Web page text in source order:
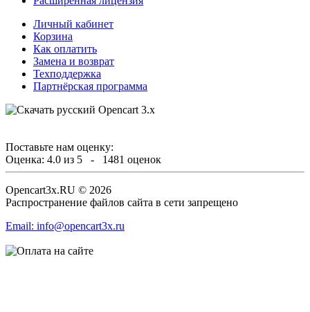
Личный кабинет
Корзина
Как оплатить
Замена и возврат
Техподдержка
Партнёрская программа
Поставьте нам оценку:
Оценка: 4.0 из 5 - 1481 оценок
Opencart3x.RU © 2026
Распространение файлов сайта в сети запрещено
Email: info@opencart3x.ru